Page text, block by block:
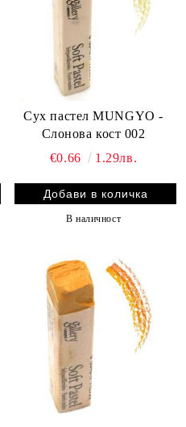
Сух пастел MUNGYO -
Слонова кост 002
€0.66
1.29лв.
В наличност